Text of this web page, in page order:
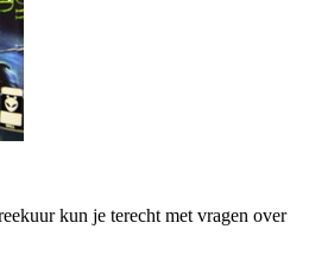
kun je terecht met vragen over